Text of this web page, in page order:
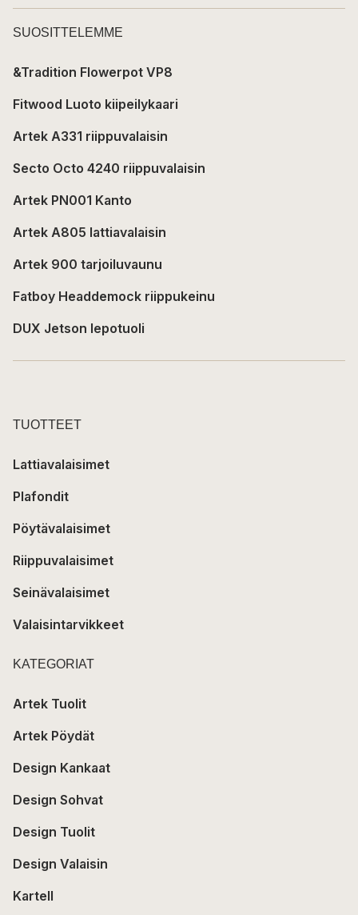
SUOSITTELEMME
&Tradition Flowerpot VP8
Fitwood Luoto kiipeilykaari
Artek A331 riippuvalaisin
Secto Octo 4240 riippuvalaisin
Artek PN001 Kanto
Artek A805 lattiavalaisin
Artek 900 tarjoiluvaunu
Fatboy Headdemock riippukeinu
DUX Jetson lepotuoli
TUOTTEET
Lattiavalaisimet
Plafondit
Pöytävalaisimet
Riippuvalaisimet
Seinävalaisimet
Valaisintarvikkeet
KATEGORIAT
Artek Tuolit
Artek Pöydät
Design Kankaat
Design Sohvat
Design Tuolit
Design Valaisin
Kartell